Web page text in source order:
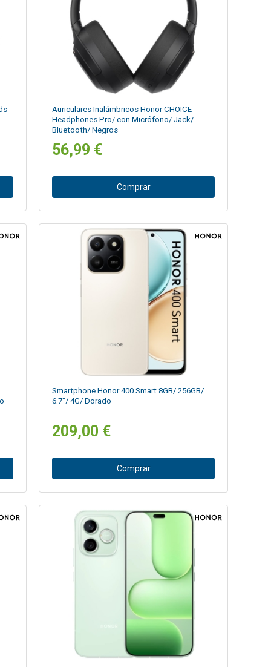
Auriculares Inalámbricos Honor CHOICE
Headphones Pro/ con Micrófono/ Jack/
Bluetooth/ Negros
56,99 €
Comprar
Smartphone Honor 400 Smart 8GB/ 256GB/
6.7"/ 4G/ Dorado
209,00 €
Comprar